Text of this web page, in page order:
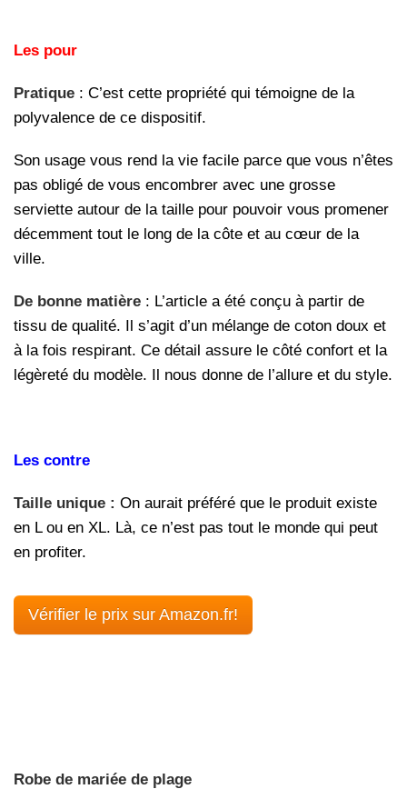
Les pour
Pratique : C’est cette propriété qui témoigne de la
polyvalence de ce dispositif.
Son usage vous rend la vie facile parce que vous n’êtes
pas obligé de vous encombrer avec une grosse
serviette autour de la taille pour pouvoir vous promener
décemment tout le long de la côte et au cœur de la
ville.
De bonne matière : L’article a été conçu à partir de
tissu de qualité. Il s’agit d’un mélange de coton doux et
à la fois respirant. Ce détail assure le côté confort et la
légèreté du modèle. Il nous donne de l’allure et du style.
Les contre
Taille unique : On aurait préféré que le produit existe
en L ou en XL. Là, ce n’est pas tout le monde qui peut
en profiter.
Vérifier le prix sur Amazon.fr!
Robe de mariée de plage